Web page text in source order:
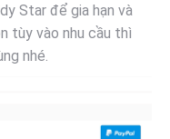
Star để gia hạn và
tùy vào nhu cầu thì
nhé.